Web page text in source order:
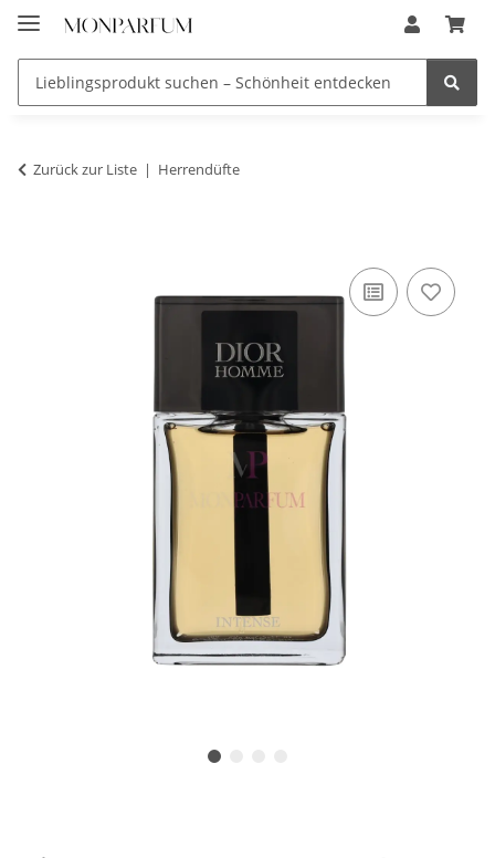
Zurück zur Liste Herrendüfte